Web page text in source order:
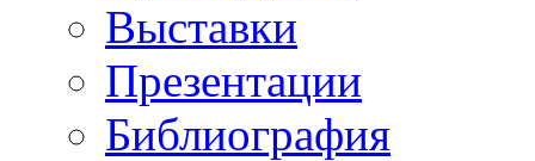
Выставки
Презентации
Библиография